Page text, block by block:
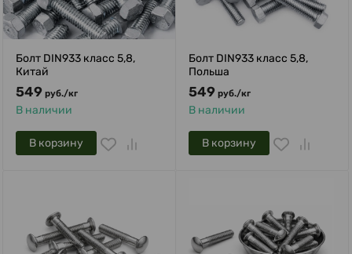
Болт DIN933 класс 5,8,
Китай
549 руб./кг
В наличии
В корзину
Болт DIN933 класс 5,8,
Польша
549 руб./кг
В наличии
В корзину